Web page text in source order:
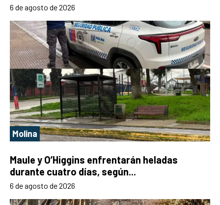
6 de agosto de 2026
Molina
Maule y O’Higgins enfrentarán heladas
durante cuatro días, según...
6 de agosto de 2026